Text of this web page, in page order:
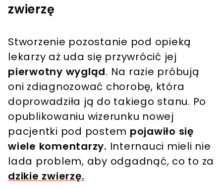
zwierzę
Stworzenie pozostanie pod opieką
lekarzy aż uda się przywrócić jej
pierwotny wygląd. Na razie próbują
oni zdiagnozować chorobę, która
doprowadziła ją do takiego stanu. Po
opublikowaniu wizerunku nowej
pacjentki pod postem pojawiło się
wiele komentarzy. Internauci mieli nie
lada problem, aby odgadnąć, co to za
dzikie zwierzę.